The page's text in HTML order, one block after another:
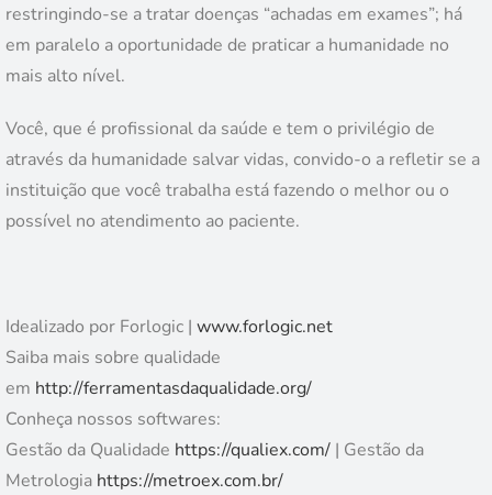
restringindo-se a tratar doenças “achadas em exames”; há
em paralelo a oportunidade de praticar a humanidade no
mais alto nível.
Você, que é profissional da saúde e tem o privilégio de
através da humanidade salvar vidas, convido-o a refletir se a
instituição que você trabalha está fazendo o melhor ou o
possível no atendimento ao paciente.
Idealizado por Forlogic | www.forlogic.net
Saiba mais sobre qualidade
em http://ferramentasdaqualidade.org/
Conheça nossos softwares:
Gestão da Qualidade https://qualiex.com/ | Gestão da
Metrologia https://metroex.com.br/